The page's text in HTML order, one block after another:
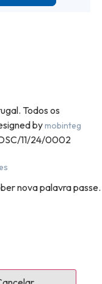
Todos os
bymobinteg
11/24/0002
nova palavra passe.